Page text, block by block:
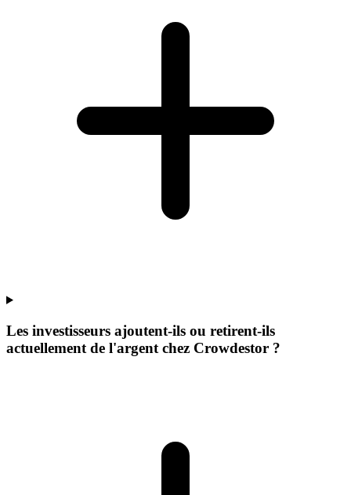
Les investisseurs ajoutent-ils ou retirent-ils
actuellement de l'argent chez Crowdestor ?